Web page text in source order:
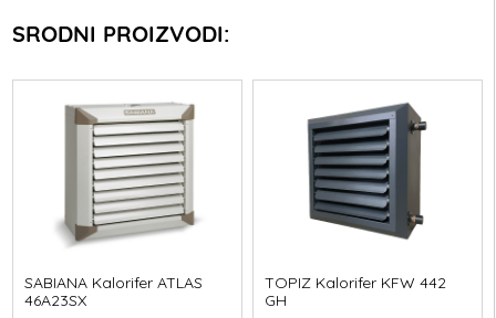
SRODNI PROIZVODI:
SABIANA Kalorifer ATLAS
46A23SX
TOPIZ Kalorifer KFW 442
GH